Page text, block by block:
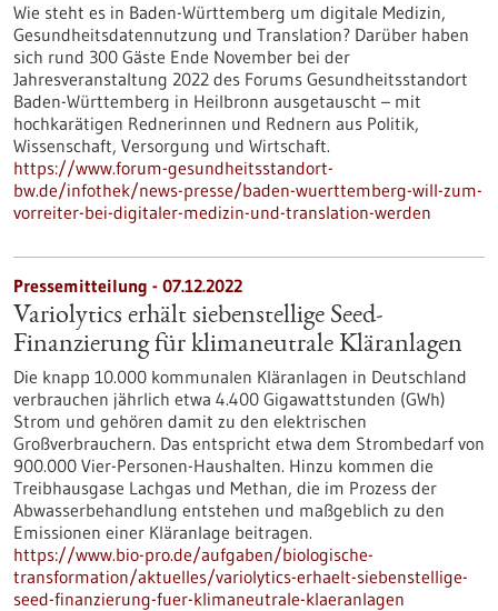
Wie steht es in Baden-Württemberg um digitale Medizin,
Gesundheitsdatennutzung und Translation? Darüber haben
sich rund 300 Gäste Ende November bei der
Jahresveranstaltung 2022 des Forums Gesundheitsstandort
Baden-Württemberg in Heilbronn ausgetauscht – mit
hochkarätigen Rednerinnen und Rednern aus Politik,
Wissenschaft, Versorgung und Wirtschaft.
https://www.forum-gesundheitsstandort-
bw.de/infothek/news-presse/baden-wuerttemberg-will-zum-
vorreiter-bei-digitaler-medizin-und-translation-werden
Pressemitteilung - 07.12.2022
Variolytics erhält siebenstellige Seed-
Finanzierung für klimaneutrale Kläranlagen
Die knapp 10.000 kommunalen Kläranlagen in Deutschland
verbrauchen jährlich etwa 4.400 Gigawattstunden (GWh)
Strom und gehören damit zu den elektrischen
Großverbrauchern. Das entspricht etwa dem Strombedarf von
900.000 Vier-Personen-Haushalten. Hinzu kommen die
Treibhausgase Lachgas und Methan, die im Prozess der
Abwasserbehandlung entstehen und maßgeblich zu den
Emissionen einer Kläranlage beitragen.
https://www.bio-pro.de/aufgaben/biologische-
transformation/aktuelles/variolytics-erhaelt-siebenstellige-
seed-finanzierung-fuer-klimaneutrale-klaeranlagen